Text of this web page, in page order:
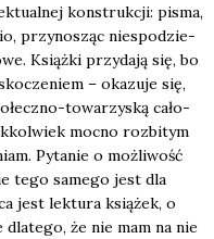
kon­struk­cji: pisma,
przy­no­sząc nie­spo­dzie­
Książ­ki przy­da­ją się, bo
– oka­zu­je się,
towa­rzy­ską cało­
moc­no roz­bi­tym
Pyta­nie o moż­li­wość
tego same­go jest dla
jest lek­tu­ra ksią­żek, o
dla­te­go, że nie mam na nie